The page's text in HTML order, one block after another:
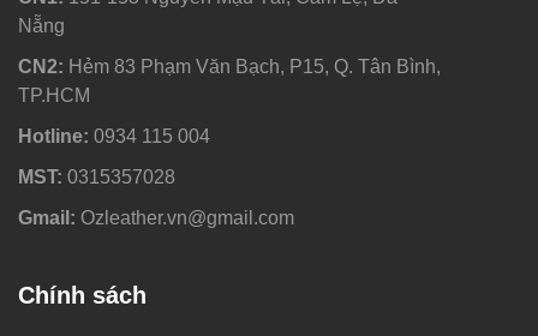
Nẵng
CN2: Hẻm 83 Phạm Văn Bạch, P15, Q. Tân Bình,
TP.HCM
Hotline: 0934 115 004
MST: 0315357028
Gmail: Ozleather.vn@gmail.com
Chính sách